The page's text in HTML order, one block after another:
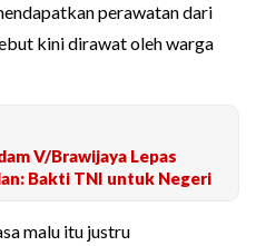
perawatan dari
kini dirawat oleh warga
V/Brawijaya Lepas
Bakti TNI untuk Negeri
malu itu justru